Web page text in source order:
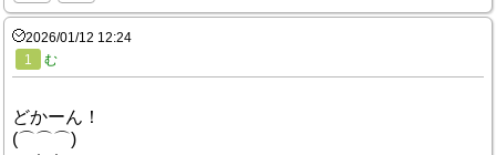
2026/01/12 12:24
1
む
どかーん！
(⌒⌒⌒)